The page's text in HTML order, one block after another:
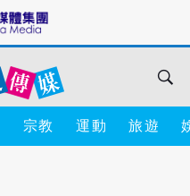
宗教 運動 旅遊